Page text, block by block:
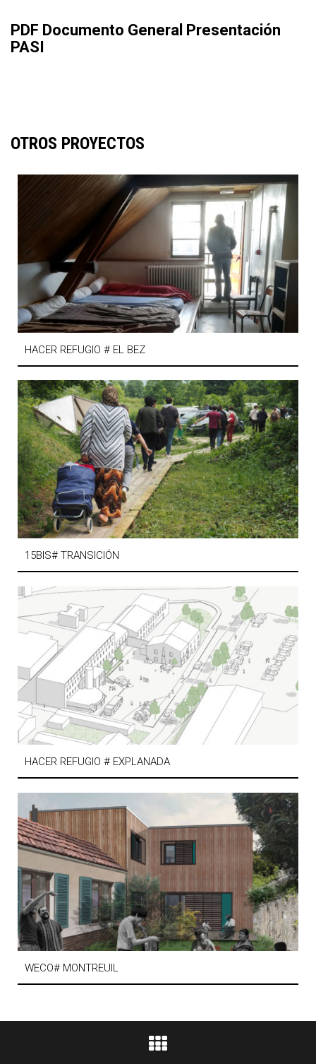
PDF Documento General Presentación
PASI
OTROS PROYECTOS
HACER REFUGIO # EL BEZ
15BIS# TRANSICIÓN
HACER REFUGIO # EXPLANADA
WECO# MONTREUIL